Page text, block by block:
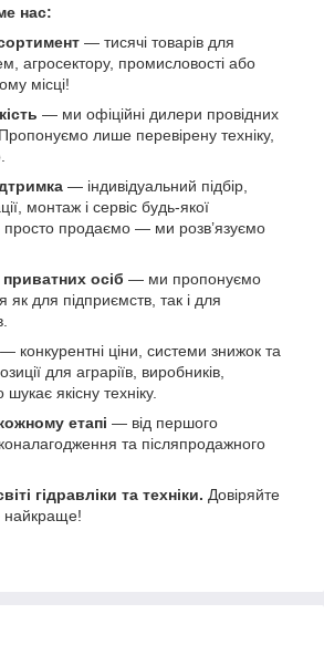
нас:
— тисячі товарів для
агросектору, промисловості або
місці!
— ми офіційні дилери провідних
лише перевірену техніку,
— індивідуальний підбір,
монтаж і сервіс будь-якої
просто продаємо — ми розв’язуємо
осіб — ми пропонуємо
як для підприємств, так і для
— конкурентні ціни, системи знижок та
для аграріїв, виробників,
шукає якісну техніку.
етапі — від першого
та післяпродажного
гідравліки та техніки. Довіряйте
найкраще!